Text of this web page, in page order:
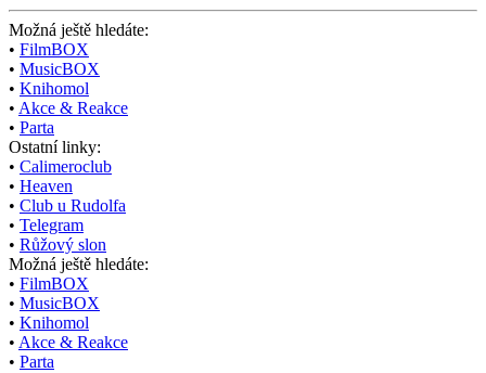
Možná ještě hledáte:
• FilmBOX
• MusicBOX
• Knihomol
• Akce & Reakce
• Parta
Ostatní linky:
• Calimeroclub
• Heaven
• Club u Rudolfa
• Telegram
• Růžový slon
Možná ještě hledáte:
• FilmBOX
• MusicBOX
• Knihomol
• Akce & Reakce
• Parta